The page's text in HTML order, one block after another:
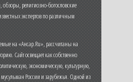
обзоры, религиозно-богословские
экспертов по различным
на «Ансар.Ru», рассчитаны на
Сайт освещает как собственно
экономическую, культурную,
России и зарубежья. Одной из